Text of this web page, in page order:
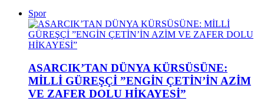
Spor
ASARCIK’TAN DÜNYA KÜRSÜSÜNE:
MİLLİ GÜREŞÇİ ”ENGİN ÇETİN’İN AZİM
VE ZAFER DOLU HİKAYESİ”